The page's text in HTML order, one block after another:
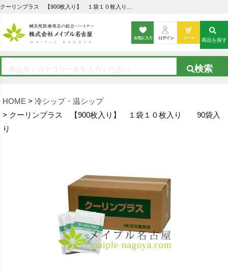
HOME
冷シップ・温シップ
クーリンプラス 【900枚入り】 １袋１０枚入り 90袋入
り
商品を探す